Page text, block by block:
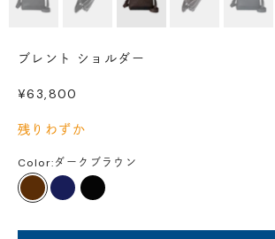
ブレント ショルダー
セール価格
¥63,800
残りわずか
Color:ダークブラウン
ダークブラウン
ネイビーブラック